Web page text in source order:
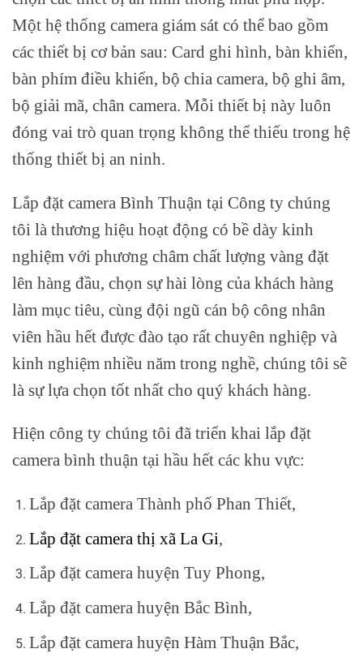
Một hệ thống camera giám sát có thể bao gồm
các thiết bị cơ bản sau: Card ghi hình, bàn khiển,
bàn phím điều khiển, bộ chia camera, bộ ghi âm,
bộ giải mã, chân camera. Mỗi thiết bị này luôn
đóng vai trò quan trọng không thể thiếu trong hệ
thống thiết bị an ninh.
Lắp đặt camera Bình Thuận tại Công ty chúng
tôi là thương hiệu hoạt động có bề dày kinh
nghiệm với phương châm chất lượng vàng đặt
lên hàng đầu, chọn sự hài lòng của khách hàng
làm mục tiêu, cùng đội ngũ cán bộ công nhân
viên hầu hết được đào tạo rất chuyên nghiệp và
kinh nghiệm nhiều năm trong nghề, chúng tôi sẽ
là sự lựa chọn tốt nhất cho quý khách hàng.
Hiện công ty chúng tôi đã triển khai lắp đặt
camera bình thuận tại hầu hết các khu vực:
Lắp đặt camera Thành phố Phan Thiết,
Lắp đặt camera thị xã La Gi,
Lắp đặt camera huyện Tuy Phong,
Lắp đặt camera huyện Bắc Bình,
Lắp đặt camera huyện Hàm Thuận Bắc,